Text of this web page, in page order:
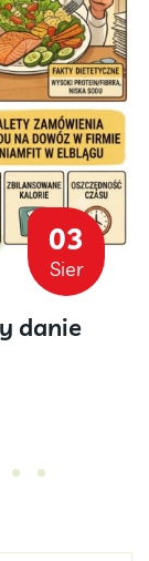
03
Sier
danie